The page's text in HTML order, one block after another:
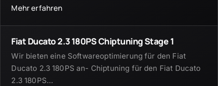
Mehr erfahren
Fiat Ducato 2.3 180PS Chiptuning Stage 1
Wir bieten eine Softwareoptimierung für den Fiat
Ducato 2.3 180PS an- Chiptuning für den Fiat Ducato
2.3 180PS…